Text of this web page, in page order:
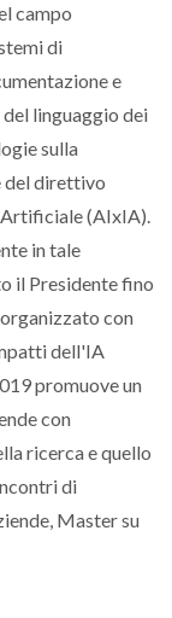
campo
di
e
linguaggio dei
sulla
del direttivo
(AIxIA).
in tale
il Presidente fino
con
dell'IA
promuove un
con
ricerca e quello
di
Master su